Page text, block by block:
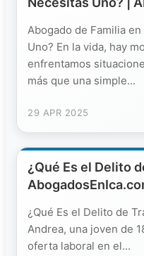
Abogado de Familia
Uno? En la vida, hay
enfrentamos
más que una simple...
29 APR 2025
¿Qué Es el Delito
¿Qué Es el Delito de
Andrea, una joven de
oferta laboral en el...